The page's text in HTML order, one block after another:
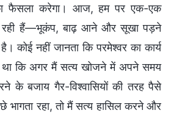
फैसला करेगा। आज, हम पर एक-एक
हैं—भूकंप, बाढ़ आने और सूखा पड़ने
कोई नहीं जानता कि परमेश्वर का कार्य
था कि अगर मैं सत्य खोजने में अपने समय
के बजाय गैर-विश्वासियों की तरह पैसे
भागता रहा, तो मैं सत्य हासिल करने और